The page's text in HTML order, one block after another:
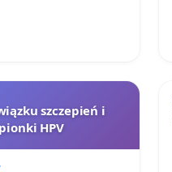
szczepień i
HPV